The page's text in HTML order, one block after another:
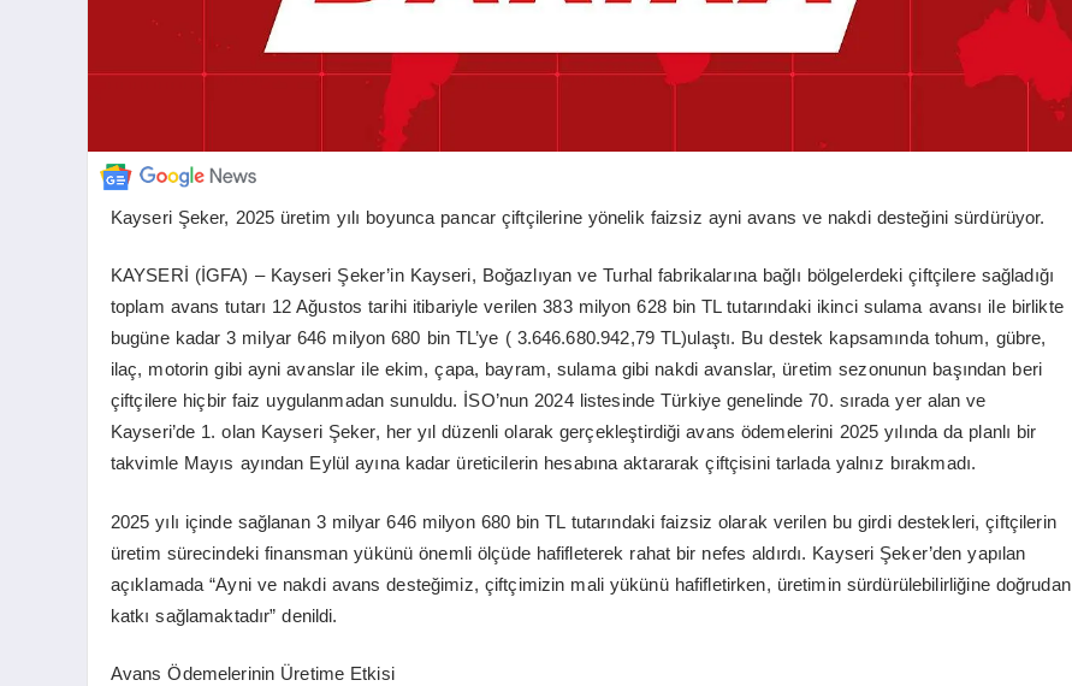
Kayseri Şeker, 2025 üretim yılı boyunca pancar çiftçilerine yönelik faizsiz ayni avans ve nakdi desteğini sürdürüyor.
KAYSERİ (İGFA) – Kayseri Şeker’in Kayseri, Boğazlıyan ve Turhal fabrikalarına bağlı bölgelerdeki çiftçilere sağladığı
toplam avans tutarı 12 Ağustos tarihi itibariyle verilen 383 milyon 628 bin TL tutarındaki ikinci sulama avansı ile birlikte
bugüne kadar 3 milyar 646 milyon 680 bin TL’ye ( 3.646.680.942,79 TL)ulaştı. Bu destek kapsamında tohum, gübre,
ilaç, motorin gibi ayni avanslar ile ekim, çapa, bayram, sulama gibi nakdi avanslar, üretim sezonunun başından beri
çiftçilere hiçbir faiz uygulanmadan sunuldu. İSO’nun 2024 listesinde Türkiye genelinde 70. sırada yer alan ve
Kayseri’de 1. olan Kayseri Şeker, her yıl düzenli olarak gerçekleştirdiği avans ödemelerini 2025 yılında da planlı bir
takvimle Mayıs ayından Eylül ayına kadar üreticilerin hesabına aktararak çiftçisini tarlada yalnız bırakmadı.
2025 yılı içinde sağlanan 3 milyar 646 milyon 680 bin TL tutarındaki faizsiz olarak verilen bu girdi destekleri, çiftçilerin
üretim sürecindeki finansman yükünü önemli ölçüde hafifleterek rahat bir nefes aldırdı. Kayseri Şeker’den yapılan
açıklamada “Ayni ve nakdi avans desteğimiz, çiftçimizin mali yükünü hafifletirken, üretimin sürdürülebilirliğine doğrudan
katkı sağlamaktadır” denildi.
Avans Ödemelerinin Üretime Etkisi